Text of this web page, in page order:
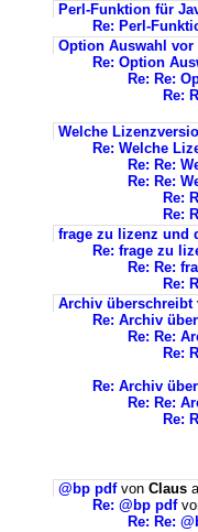
Perl-Funktion für
Re: Perl-
Option Auswahl vor
Re: Option
Re: Re:
Re:
Welche
Re: Welche
Re: Re:
Re: Re:
Re:
Re:
frage zu lizenz und
Re: frage zu
Re: Re:
Re:
Archiv überschreibt
Re: Archiv
Re: Re:
Re:
Re: Archiv
Re: Re:
Re:
@bp pdfvon Claus
Re: @bp pdf
Re: Re: